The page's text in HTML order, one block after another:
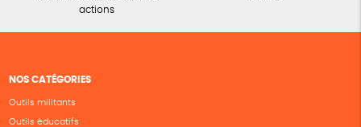
actions
NOS CATÉGORIES
Outils militants
Outils éducatifs